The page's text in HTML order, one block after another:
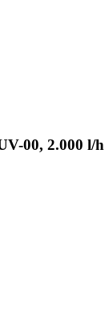
00, 2.000 l/h